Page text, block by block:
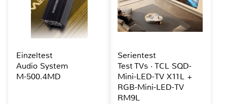
Einzeltest
Audio System
M-500.4MD
Serientest
Test TVs · TCL SQD-
Mini-LED-TV X11L +
RGB-Mini-LED-TV
RM9L